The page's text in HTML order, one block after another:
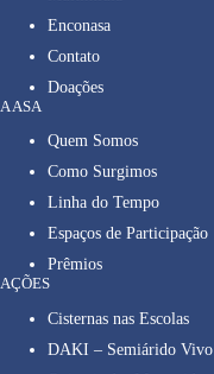
Enconasa
Contato
Doações
A ASA
Quem Somos
Como Surgimos
Linha do Tempo
Espaços de Participação
Prêmios
AÇÕES
Cisternas nas Escolas
DAKI – Semiárido Vivo